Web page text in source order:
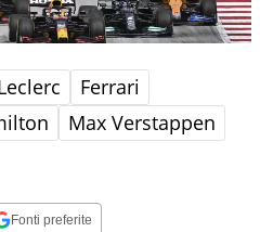
Ferrari
Max Verstappen
Fonti preferite